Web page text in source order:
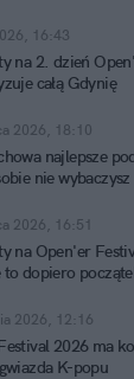
16:43
na 2. dzień
całą Gdynię
2026, 18:10
najlepsze
nie wybaczysz
2026, 16:51
na Open'er
to dopiero
2026, 12:16
2026 ma
K-popu